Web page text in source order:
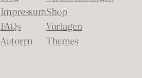
Impressum
FAQs
Autoren
Shop
Vorlagen
Themes